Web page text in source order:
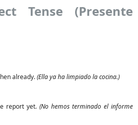
Tense (Presente
already.(Ella ya ha limpiado la cocina.)
report yet. (No hemos terminado el informe